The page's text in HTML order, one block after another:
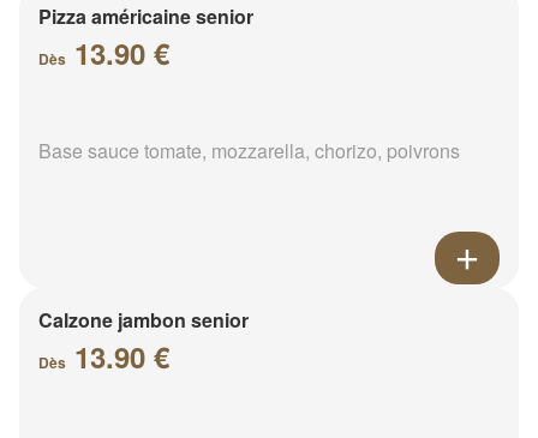
Pizza américaine senior
Dès 13.90 €
Base sauce tomate, mozzarella, chorizo, poivrons
Calzone jambon senior
Dès 13.90 €